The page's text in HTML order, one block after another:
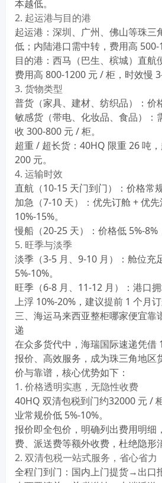
本越低。
2. 起运港与目的港
起运港：深圳、广州、佛山等珠三
低；内陆港口需中转，费用高 500-
目的港：西马（巴生、槟城）直航
费用高 800-1200 元 / 柜，时效慢 3-
3. 货物类型
普货（家具、建材、纺织品）：价
敏感货（带电、化妆品、食品）：
收 300-800 元 / 柜。
超重 / 超长货：40HQ 限重 26 吨
200 元。
4. 运输时效
直航（10-15 天门到门）：价格常
加急（7-10 天）：优先订舱 + 优
10%-15%。
慢船（20-25 天）：价格低 5%-8%
5. 旺季与淡季
淡季（3-5 月、9-10 月）：舱位充
5%-10%。
旺季（6-8 月、11-12 月）：港口
上浮 10%-20%，建议提前 1 个月订
三、海运马来西亚整柜哪家便宜靠
递
在众多货代中， 海瑞国际速递凭借
报价、高效服务，成为珠三角地区
价与靠谱 ，核心优势如下：
1. 价格透明实惠，无隐性收费
40HQ 双清包税到门约32000 元 /
业常规价低 5%-10%。
报价即全包价，明确列出费用明细
费、派送费等额外收费，杜绝隐形
2. 双清包税一站式服务，省心省力
全程门到门：国内上门提货→出